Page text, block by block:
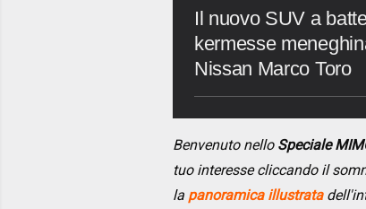
Il nuovo SUV a
kermesse
Nissan Marco Toro
Benvenuto nello Speciale
tuo interesse cliccando il
la panoramica illustrata